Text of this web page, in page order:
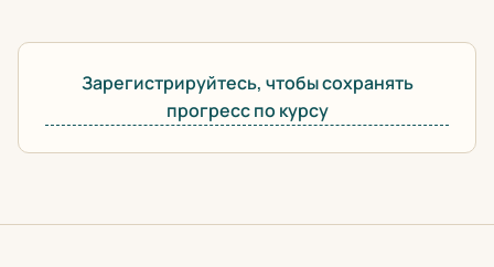
Зарегистрируйтесь, чтобы сохранять
прогресс по курсу